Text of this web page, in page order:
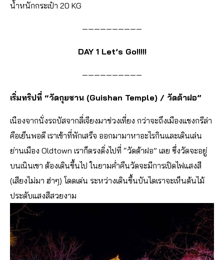
น้ำหนักกระเป๋า 20 KG
——————————
DAY 1 Let’s Go!!!!!
——————————
เริ่มทริปที่ “วัดกุยชาน (Guishan Temple) / วัดต้าฝอ”
เนืองจากนั่งรถบัสจากลี่เจียงมาช่วงเที่ยง กว่าจะถึงเมืองแชงกรีล่า
คือเย็นพอดี เราเข้าที่พักเสร็จ ออกมามาหาอะไรกินและเดินเล่น
ย่านเมือง Oldtown เราก็ตรงดิ่งไปที่ “วัดต้าฝอ” เลย ซึ่งวัดจะอยู่
บนเนินเขา ต้องเดินขึ้นไป ในยามค่ำคืนวัดจะมีการเปิดไฟแสงสี
(เสียงไม่มา ฮ่าๆ) โดดเด่น ระหว่างเดินขึ้นบันไดเราจะเห็นต้นไม้
ประดับแสงสีสวยงาม